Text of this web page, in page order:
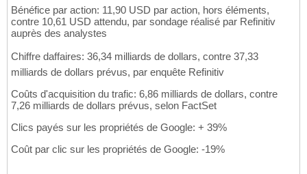
Bénéfice par action: 11,90 USD par action, hors éléments,
contre 10,61 USD attendu, par sondage réalisé par Refinitiv
auprès des analystes
Chiffre daffaires: 36,34 milliards de dollars, contre 37,33
milliards de dollars prévus, par enquête Refinitiv
Coûts d'acquisition du trafic: 6,86 milliards de dollars, contre
7,26 milliards de dollars prévus, selon FactSet
Clics payés sur les propriétés de Google: + 39%
Coût par clic sur les propriétés de Google: -19%